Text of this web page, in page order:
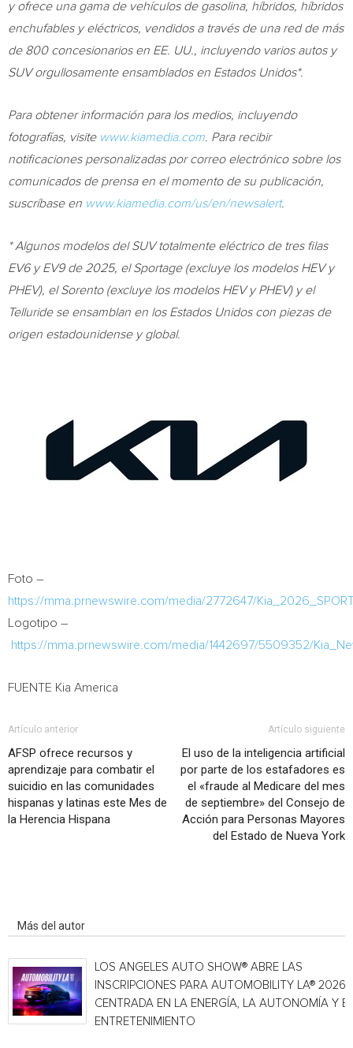
y ofrece una gama de vehículos de gasolina, híbridos, híbridos
enchufables y eléctricos, vendidos a través de una red de más
de 800 concesionarios en EE. UU., incluyendo varios autos y
SUV orgullosamente ensamblados en Estados Unidos*.
Para obtener información para los medios, incluyendo
fotografías, visite www.kiamedia.com . Para recibir
notificaciones personalizadas por correo electrónico sobre los
comunicados de prensa en el momento de su publicación,
suscríbase en www.kiamedia.com/us/en/newsalert.
* Algunos modelos del SUV totalmente eléctrico de tres filas
EV6 y EV9 de 2025, el Sportage (excluye los modelos HEV y
PHEV), el Sorento (excluye los modelos HEV y PHEV) y el
Telluride se ensamblan en los Estados Unidos con piezas de
origen estadounidense y global.
Foto –
https://mma.prnewswire.com/media/2772647/
Logotipo –
https://mma.prnewswire.com/media/1442697/5509352/
FUENTE Kia America
Artículo anterior
AFSP ofrece recursos y
aprendizaje para combatir el
suicidio en las comunidades
hispanas y latinas este Mes de
la Herencia Hispana
Artículo siguiente
El uso de la inteligencia artificial
por parte de los estafadores es
el «fraude al Medicare del mes
de septiembre» del Consejo de
Acción para Personas Mayores
del Estado de Nueva York
Más del autor
LOS ANGELES AUTO SHOW® ABRE LAS
INSCRIPCIONES PARA AUTOMOBILITY LA® 2026,
CENTRADA EN LA ENERGÍA, LA AUTONOMÍA Y EL
ENTRETENIMIENTO